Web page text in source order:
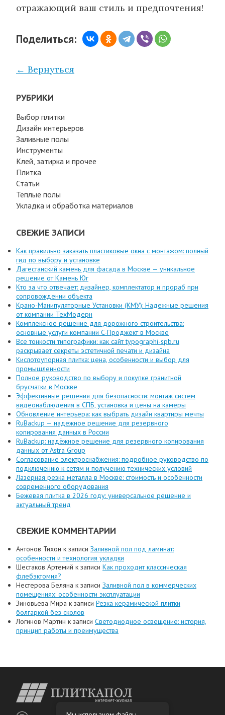
отражающий ваш стиль и предпочтения!
Поделиться:
← Вернуться
РУБРИКИ
Выбор плитки
Дизайн интерьеров
Заливные полы
Инструменты
Клей, затирка и прочее
Плитка
Статьи
Теплые полы
Укладка и обработка материалов
СВЕЖИЕ ЗАПИСИ
Как правильно заказать пластиковые окна с монтажом: полный
гид по выбору и установке
Дагестанский камень для фасада в Москве — уникальное
решение от Камень Юг
Кто за что отвечает: дизайнер, комплектатор и прораб при
сопровождении объекта
Крано-Манипуляторные Установки (КМУ): Надежные решения
от компании ТехМодерн
Комплексное решение для дорожного строительства:
основные услуги компании C-Проджект в Москве
Все тонкости типографики: как сайт typographi-spb.ru
раскрывает секреты эстетичной печати и дизайна
Кислотоупорная плитка: цена, особенности и выбор для
промышленности
Полное руководство по выбору и покупке гранитной
брусчатки в Москве
Эффективные решения для безопасности: монтаж систем
видеонаблюдения в СПБ, установка и цены на камеры
Обновление интерьера: как выбрать дизайн квартиры мечты
RuBackup — надежное решение для резервного
копирования данных в России
RuBackup: надёжное решение для резервного копирования
данных от Astra Group
Согласование электроснабжения: подробное руководство по
подключению к сетям и получению технических условий
Лазерная резка металла в Москве: стоимость и особенности
современного оборудования
Бежевая плитка в 2026 году: универсальное решение и
актуальный тренд
СВЕЖИЕ КОММЕНТАРИИ
Антонов Тихон к записи Заливной пол под ламинат:
особенности и технология укладки
Шестаков Артемий к записи Как проходит классическая
флебэктомия?
Нестерова Беляна к записи Заливной пол в коммерческих
помещениях: особенности эксплуатации
Зиновьева Мира к записи Резка керамической плитки
болгаркой без сколов
Логинов Мартин к записи Светодиодное освещение: история,
принцип работы и преимущества